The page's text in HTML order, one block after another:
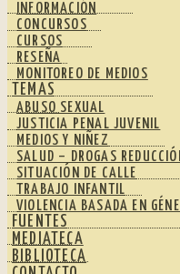
INFORMACIÓN
CONCURSOS
CURSOS
RESEÑA
MONITOREO DE MEDIOS
TEMAS
ABUSO SEXUAL
JUSTICIA PENAL JUVENIL
MEDIOS Y NIÑEZ
SALUD – DROGAS
SITUACIÓN DE CALLE
TRABAJO INFANTIL
VIOLENCIA BASADA EN
FUENTES
MEDIATECA
BIBLIOTECA